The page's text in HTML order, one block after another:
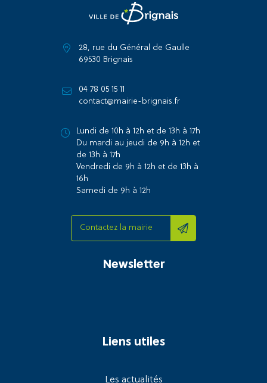
28, rue du Général de Gaulle
69530 Brignais
04 78 05 15 11
contact@mairie-brignais.fr
Lundi de 10h à 12h et de 13h à 17h
Du mardi au jeudi de 9h à 12h et
de 13h à 17h
Vendredi de 9h à 12h et de 13h à
16h
Samedi de 9h à 12h
Contactez la mairie
Newsletter
Liens utiles
Les actualités